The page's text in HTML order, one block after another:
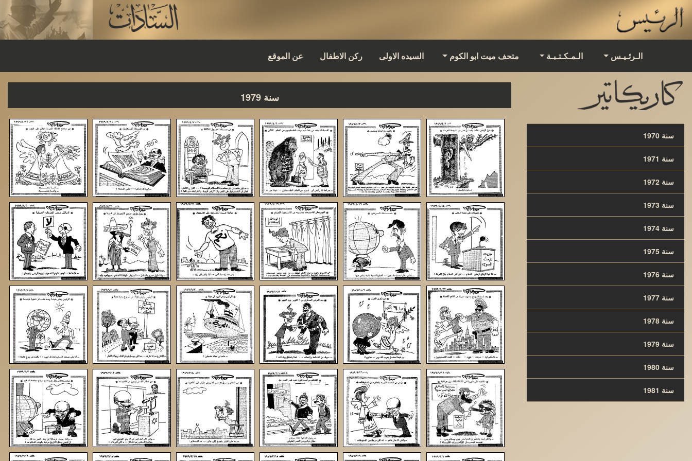
الـرئـيـس الـمـكـتـبـة متحف ميت ابو الكوم السيده الاولى ركن الاطفال عن الموقع
سنة 1970
سنة 1971
سنة 1972
سنة 1973
سنة 1974
سنة 1975
سنة 1976
سنة 1977
سنة 1978
سنة 1979
سنة 1980
سنة 1981
سنة 1979